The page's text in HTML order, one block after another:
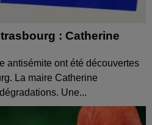
: Catherine
antisémite ont été découvertes
La maire Catherine
Une...